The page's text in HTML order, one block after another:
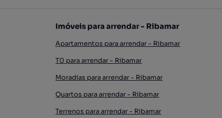
Imóveis para arrendar - Ribamar
Apartamentos para arrendar - Ribamar
T0 para arrendar - Ribamar
Moradias para arrendar - Ribamar
Quartos para arrendar - Ribamar
Terrenos para arrendar - Ribamar